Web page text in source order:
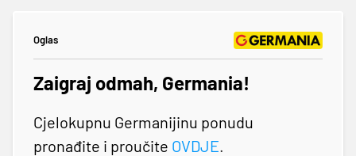
Oglas
Zaigraj odmah, Germania!
Cjelokupnu Germanijinu ponudu
pronađite i proučite OVDJE.